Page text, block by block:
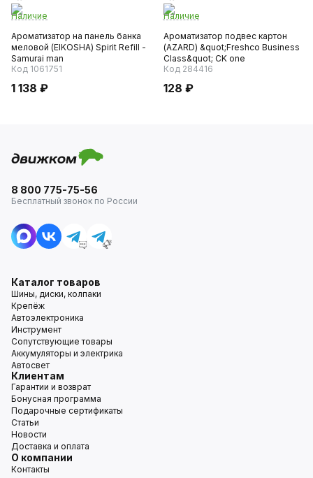
Наличие
Ароматизатор на панель банка
меловой (EIKOSHA) Spirit Refill -
Samurai man
Код 1061751
1 138 ₽
Наличие
Ароматизатор подвес картон
(AZARD) &quot;Freshco Business
Class&quot; CK one
Код 284416
128 ₽
8 800 775-75-56
Бесплатный звонок по России
Каталог товаров
Шины, диски, колпаки
Крепёж
Автоэлектроника
Инструмент
Сопутствующие товары
Аккумуляторы и электрика
Автосвет
Клиентам
Гарантии и возврат
Бонусная программа
Подарочные сертификаты
Статьи
Новости
Доставка и оплата
О компании
Контакты